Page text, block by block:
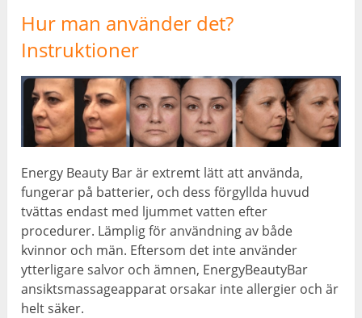
Hur man använder det?
Instruktioner
Energy Beauty Bar är extremt lätt att använda,
fungerar på batterier, och dess förgyllda huvud
tvättas endast med ljummet vatten efter
procedurer. Lämplig för användning av både
kvinnor och män. Eftersom det inte använder
ytterligare salvor och ämnen, EnergyBeautyBar
ansiktsmassageapparat orsakar inte allergier och är
helt säker.